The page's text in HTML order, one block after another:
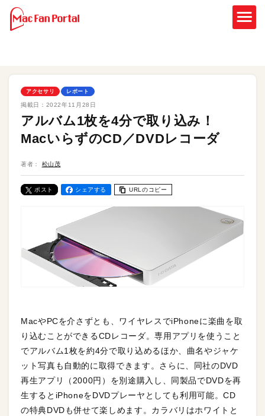
アクセサリ レポート
掲載日： 2022年11月28日
アルバム1枚を4分で取り込み！
MacいらずのCD／DVDレコーダ
著者： 松山茂
ポスト シェアする URLのコピー
MacやPCを介さずとも、ワイヤレスでiPhoneに楽曲を取
り込むことができるCDレコーダ。専用アプリを使うこと
でアルバム1枚を約4分で取り込めるほか、曲名やジャケ
ット写真も自動的に取得できます。さらに、同社のDVD
再生アプリ（2000円）を別途購入し、同製品でDVDを再
生するとiPhoneをDVDプレーヤとしても利用可能。CD
の特典DVDも併せて楽しめます。カラバリはホワイトと